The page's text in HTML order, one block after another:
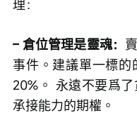
理：
– 倉位管理是靈魂：
事件。建議單一標
20%。 永遠不要爲
承接能力的期權。